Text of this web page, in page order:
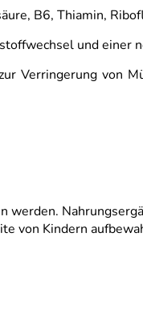
B6, Thiamin,
und einer
Verringerung von
von Kindern